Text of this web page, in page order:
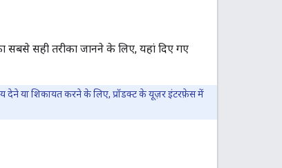
सबसे सही तरीका जानने के लिए, यहां दिए गए
देने या शिकायत करने के लिए, प्रॉडक्ट के यूज़र इंटरफ़ेस में